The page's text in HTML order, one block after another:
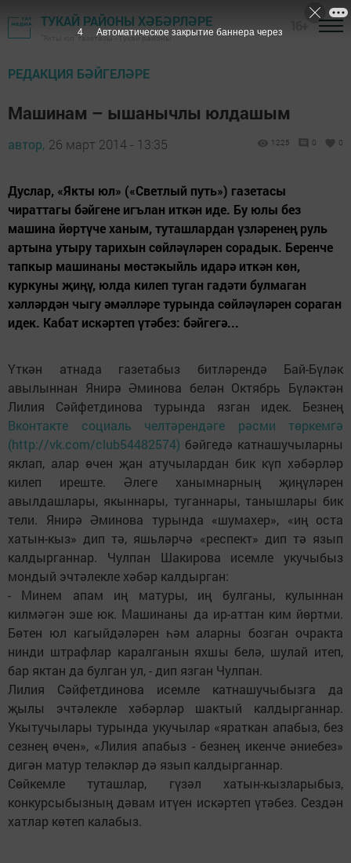
ТУКАЙ РАЙОНЫ ХӘБӘРЛӘРЕ
"Якты юл" газетасы - Тукай районы
РЕДАКЦИЯ БӘЙГЕЛӘРЕ
Машинам – ышанычлы юлдашым
автор, 26 март 2014 - 13:35 1225 0 0
Дуслар, «Якты юл» («Светлый путь») газетасы
чираттагы бәйгене игълан иткән иде. Бу юлы без
машина йөртүче ханым, туташлардан үзләренең руль
артына утыру тарихын сөйләүләрен сорадык. Беренче
тапкыр машинаны мөстәкыйль идарә иткән көн,
куркуны җиңү, юлда килеп туган гадәти булмаган
хәлләрдән чыгу әмәлләре турында сөйләүләрен сораган
идек. Кабат искәртеп үтәбез: бәйгегә...
Үткән атнада газетабыз битләрендә Бай-Бүләк
авылыннан Янирә Әминова белән Октябрь Бүләктән
Лилия Сәйфетдинова турында язган идек. Безнең
Вконтакте социаль челтәрендәге рәсми төркемгә
(http://vk.com/club54482574) бәйгедә катнашучыларны
яклап, алар өчен җан атучылардан бик күп хәбәрләр
килеп иреште. Әлеге ханымнарның җиңүләрен
авылдашлары, якыннары, туганнары, танышлары бик
тели. Янирә Әминова турында «шумахер», «иң оста
хатын-кыз» дип тә, яшьләрчә «респект» дип тә язып
калдырганнар. Чулпан Шакирова исемле укучыбыз
мондый эчтәлекле хәбәр калдырган:
- Минем апам иң матуры, иң булганы, кулыннан
килмәгән эше юк. Машинаны да ир-аттан ким йөртми.
Бөтен юл кагыйдәләрен һәм аларны бозган очракта
нинди штрафлар каралганын яхшы белә, шулай итеп,
бар яктан да булган ул, - дип язган Чулпан.
Лилия Сәйфетдинова исемле катнашучыбызга да
җылы эчтәлекле хәбәрләр шактый калдырганнар.
Укытучылары турында укучылар «яраткан апабыз, без
сезнең өчен», «Лилия апабыз - безнең икенче әниебез»
дигән матур теләкләр дә язып калдырганнар.
Сөйкемле туташлар, гүзәл хатын-кызларыбыз,
конкурсыбызның дәвам итүен искәртеп үтәбез. Сездән
хатлар көтеп калабыз.
3 Автоматическое закрытие баннера через